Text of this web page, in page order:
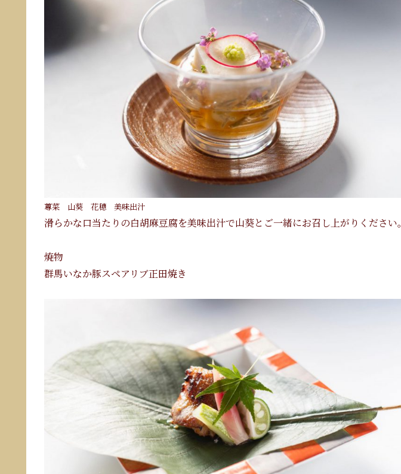
蓴菜 山葵 花穂 美味出汁
滑らかな口当たりの白胡麻豆腐を美味出汁で山葵とご一緒にお召し上がりください。
焼物
群馬いなか豚スペアリブ正田焼き